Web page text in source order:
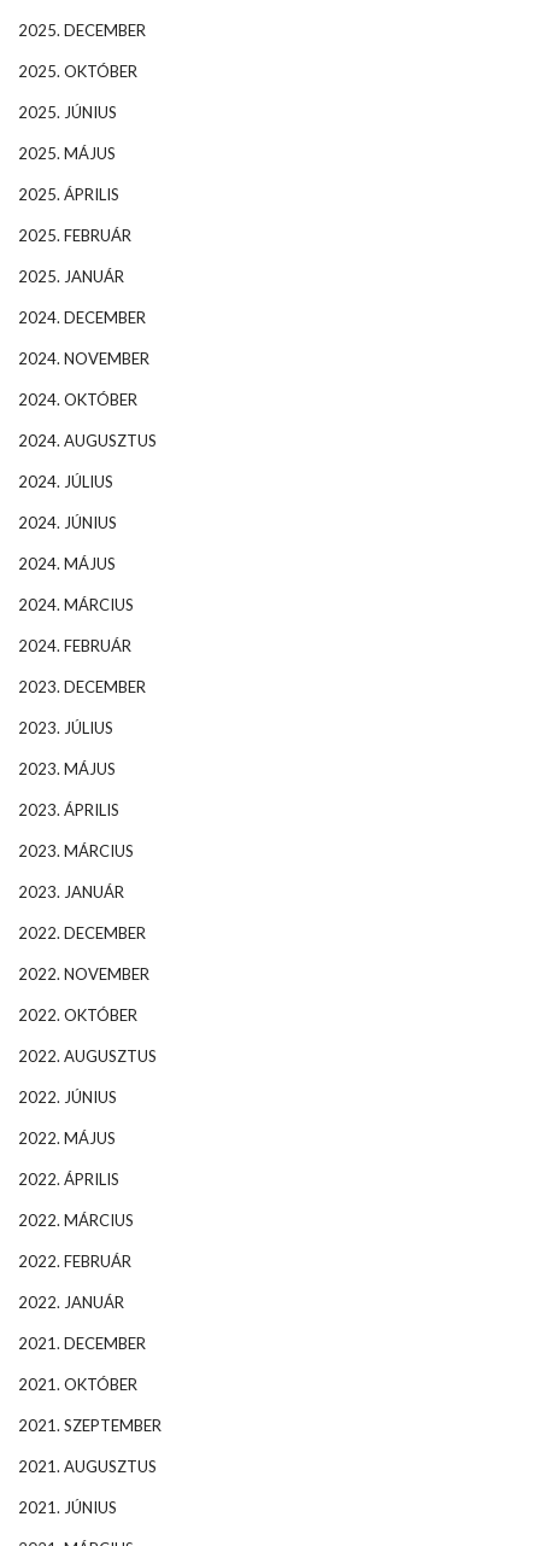
2025. DECEMBER
2025. OKTÓBER
2025. JÚNIUS
2025. MÁJUS
2025. ÁPRILIS
2025. FEBRUÁR
2025. JANUÁR
2024. DECEMBER
2024. NOVEMBER
2024. OKTÓBER
2024. AUGUSZTUS
2024. JÚLIUS
2024. JÚNIUS
2024. MÁJUS
2024. MÁRCIUS
2024. FEBRUÁR
2023. DECEMBER
2023. JÚLIUS
2023. MÁJUS
2023. ÁPRILIS
2023. MÁRCIUS
2023. JANUÁR
2022. DECEMBER
2022. NOVEMBER
2022. OKTÓBER
2022. AUGUSZTUS
2022. JÚNIUS
2022. MÁJUS
2022. ÁPRILIS
2022. MÁRCIUS
2022. FEBRUÁR
2022. JANUÁR
2021. DECEMBER
2021. OKTÓBER
2021. SZEPTEMBER
2021. AUGUSZTUS
2021. JÚNIUS